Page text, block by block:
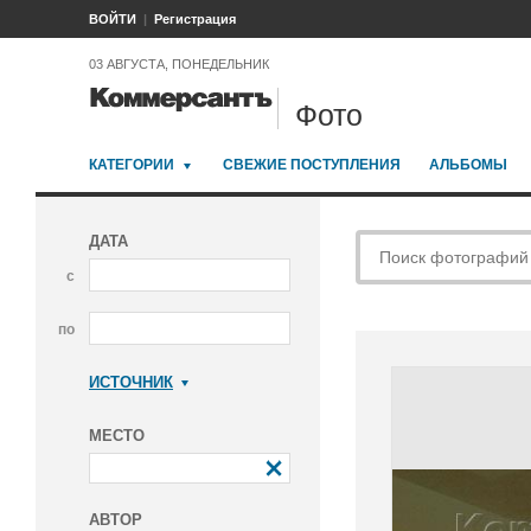
ВОЙТИ Регистрация
03 АВГУСТА, ПОНЕДЕЛЬНИК
Фото
КАТЕГОРИИ СВЕЖИЕ ПОСТУПЛЕНИЯ АЛЬБОМЫ
ДАТА
с
по
ИСТОЧНИК
МЕСТО
АВТОР